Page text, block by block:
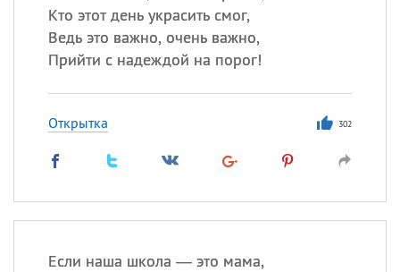
Кто этот день украсить смог,
Ведь это важно, очень важно,
Прийти с надеждой на порог!
Открытка 302
Если наша школа — это мама,